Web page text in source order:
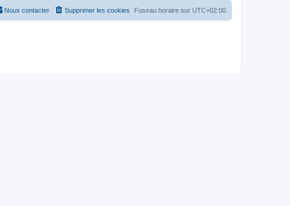
Fuseau horaire sur UTC+02:00
Supprimer les cookies
Nous contacter